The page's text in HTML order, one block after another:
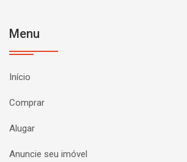
Menu
Início
Comprar
Alugar
Anuncie seu imóvel